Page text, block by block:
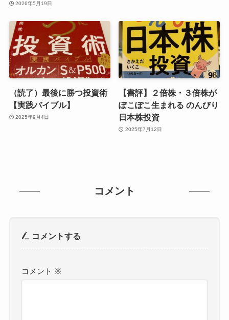
2026年5月19日
（読了）最後に勝つ投資術
【実践バイブル】
2025年9月4日
【書評】２倍株・３倍株が
ぽこぽこ生まれる のんびり
日本株投資
2025年7月12日
コメント
コメントする
コメント ※